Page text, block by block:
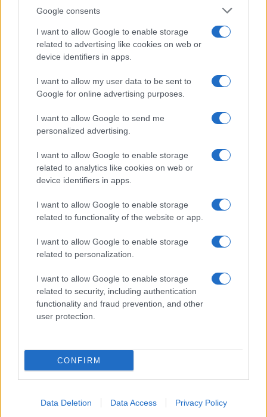
Google consents
I want to allow Google to enable storage
related to advertising like cookies on web or
device identifiers in apps.
I want to allow my user data to be sent to
Google for online advertising purposes.
I want to allow Google to send me
personalized advertising.
I want to allow Google to enable storage
related to analytics like cookies on web or
device identifiers in apps.
I want to allow Google to enable storage
related to functionality of the website or app.
I want to allow Google to enable storage
related to personalization.
I want to allow Google to enable storage
related to security, including authentication
functionality and fraud prevention, and other
user protection.
CONFIRM
Data Deletion Data Access Privacy Policy